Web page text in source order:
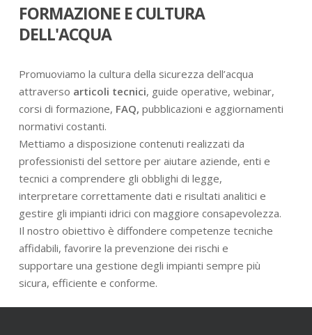
FORMAZIONE E CULTURA
DELL'ACQUA
Promuoviamo la cultura della sicurezza dell’acqua
attraverso articoli tecnici, guide operative, webinar,
corsi di formazione, FAQ, pubblicazioni e aggiornamenti
normativi costanti.
Mettiamo a disposizione contenuti realizzati da
professionisti del settore per aiutare aziende, enti e
tecnici a comprendere gli obblighi di legge,
interpretare correttamente dati e risultati analitici e
gestire gli impianti idrici con maggiore consapevolezza.
Il nostro obiettivo è diffondere competenze tecniche
affidabili, favorire la prevenzione dei rischi e
supportare una gestione degli impianti sempre più
sicura, efficiente e conforme.